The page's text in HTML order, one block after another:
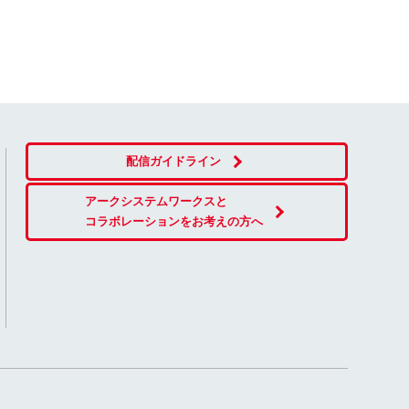
配信ガイドライン
アークシステムワークスと
コラボレーションをお考えの方へ